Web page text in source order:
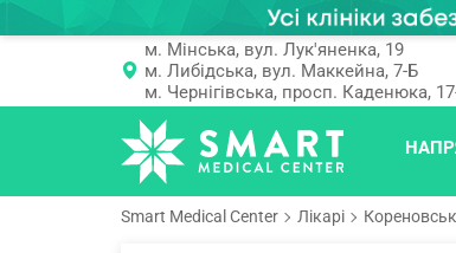
м. Мінська, вул. Лук'яненка, 19
м. Либідська, вул. Маккейна, 7-Б
м. Чернігівська, просп. Каденюка,
Smart Medical Center Лікарі